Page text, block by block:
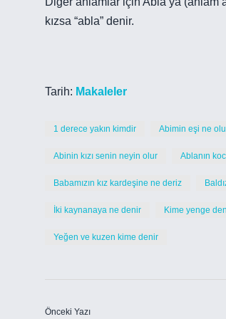
kızsa “abla” denir.
Tarih: Makaleler
1 derece yakın kimdir Abimin eşi ne
Abinin kızı senin neyin olur Ablanın
Babamızın kız kardeşine ne deriz
İki kaynanaya ne denir Kime yenge
Yeğen ve kuzen kime denir
Önceki Yazı